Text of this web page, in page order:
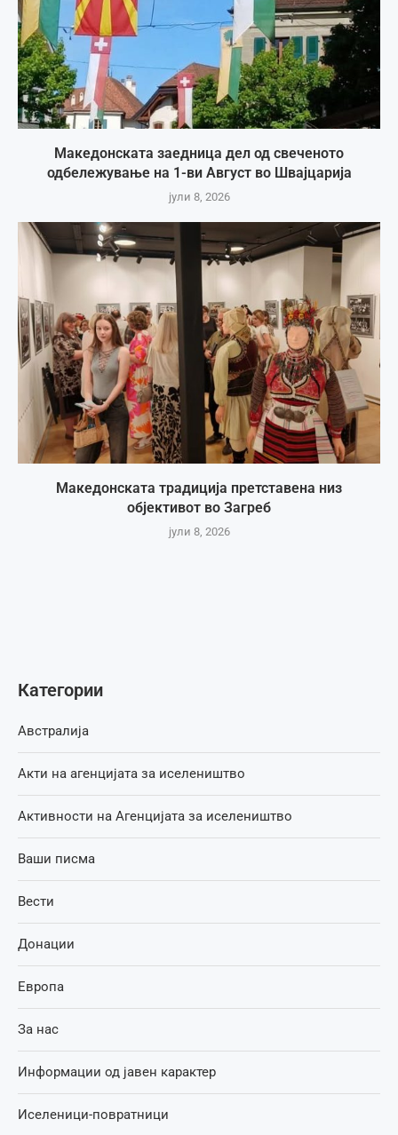
Македонската заедница дел од свеченото
одбележување на 1-ви Август во Швајцарија
јули 8, 2026
Македонската традиција претставена низ
објективот во Загреб
јули 8, 2026
Категории
Австралија
Акти на агенцијата за иселеништво
Активности на Агенцијата за иселеништво
Ваши писма
Вести
Донации
Европа
За нас
Информации од јавен карактер
Иселеници-повратници